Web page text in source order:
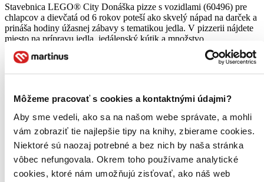
Môžeme pracovať s cookies a kontaktnými údajmi?
Aby sme vedeli, ako sa na našom webe správate, a mohli
vám zobraziť tie najlepšie tipy na knihy, zbierame cookies.
Niektoré sú naozaj potrebné a bez nich by naša stránka
vôbec nefungovala. Okrem toho používame analytické
cookies, ktoré nám umožňujú zisťovať, ako náš web
Stavebnica LEGO® City Donáška pizze s vozidlami (60496) pre
chlapcov a dievčatá od 6 rokov poteší ako skvelý nápad na darček a
prináša hodiny úžasnej zábavy s tematikou jedla. V pizzerii nájdete
miesto na prípravu jedla, jedálenský kútik a množstvo...
Lego
vám ho vieme zabezpečiť a odoslať do 3 – 5 dní. A
posnažíme sa aj trochu rýchlejšie!
Pridať do zoznamu
Vložiť do košíka